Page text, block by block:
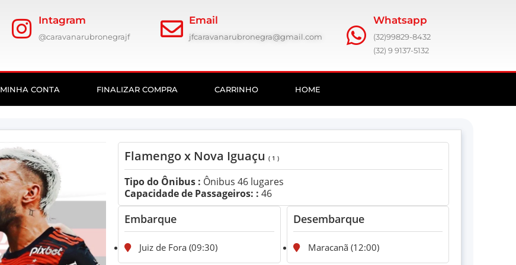
Intagram
@caravanarubronegrajf
Email
jfcaravanarubronegra@gmail.com
Whatsapp
(32)99829-8432
(32) 9 9137-5132
MINHA CONTA FINALIZAR COMPRA CARRINHO HOME
Flamengo x Nova Iguaçu ( 1 )
Tipo do Ônibus : Ônibus 46 lugares
Capacidade de Passageiros: : 46
Embarque
Juiz de Fora (09:30)
Desembarque
Maracanã (12:00)